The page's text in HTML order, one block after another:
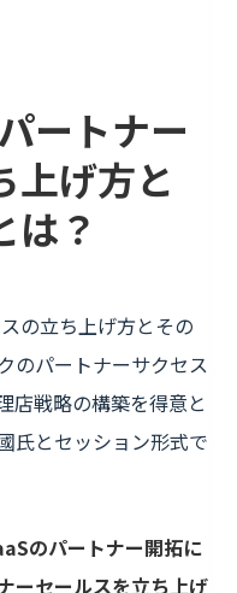
ートナー
上げ方と
は？
の立ち上げ方とその
のパートナーサクセス
店戦略の構築を得意と
氏とセッション形式で
のパートナー開拓に
ーセールスを立ち上げ